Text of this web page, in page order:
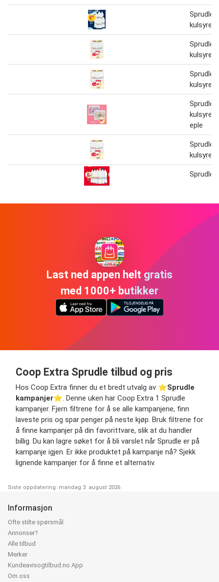
Sprudle
kulsyre
Sprudle
kulsyre
Sprudle
kulsyre
Sprudle
kulsyre
eple
Sprudle
kulsyre
Sprudle
Last ned appen helt gratis
med 1000+ butikker
Coop Extra Sprudle tilbud og pris
Hos Coop Extra finner du et bredt utvalg av ⭐️Sprudle
kampanjer⭐️. Denne uken har Coop Extra 1 Sprudle
kampanjer. Fjern filtrene for å se alle kampanjene, finn
laveste pris og spar penger på neste kjøp. Bruk filtrene for
å finne kampanjer på din favorittvare, slik at du handler
billig. Du kan lagre søket for å bli varslet når Sprudle er på
kampanje igjen. Er ikke produktet på kampanje nå? Sjekk
lignende kampanjer for å finne et alternativ.
Siste oppdatering: mandag 3. august 2026
Informasjon
Ofte stilte spørsmål
Annonser?
Alle tilbud
Merker
Kundeavisogtilbud.no App
Om oss